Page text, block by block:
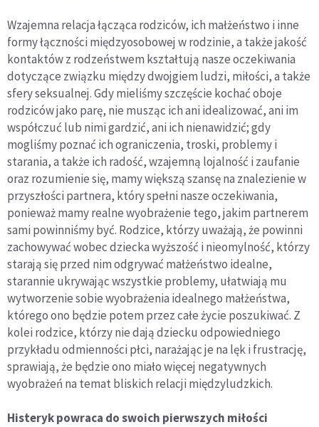
Wzajemna relacja łącząca rodziców, ich małżeństwo i inne
formy łączności międzyosobowej w rodzinie, a także jakość
kontaktów z rodzeństwem kształtują nasze oczekiwania
dotyczące związku między dwojgiem ludzi, miłości, a także
sfery seksualnej. Gdy mieliśmy szczęście kochać oboje
rodziców jako parę, nie musząc ich ani idealizować, ani im
współczuć lub nimi gardzić, ani ich nienawidzić; gdy
mogliśmy poznać ich ograniczenia, troski, problemy i
starania, a także ich radość, wzajemną lojalność i zaufanie
oraz rozumienie się, mamy większą szansę na znalezienie w
przyszłości partnera, który spełni nasze oczekiwania,
ponieważ mamy realne wyobrażenie tego, jakim partnerem
sami powinniśmy być. Rodzice, którzy uważają, że powinni
zachowywać wobec dziecka wyższość i nieomylność, którzy
starają się przed nim odgrywać małżeństwo idealne,
starannie ukrywając wszystkie problemy, ułatwiają mu
wytworzenie sobie wyobrażenia idealnego małżeństwa,
którego ono będzie potem przez całe życie poszukiwać. Z
kolei rodzice, którzy nie dają dziecku odpowiedniego
przykładu odmienności płci, narażając je na lęk i frustrację,
sprawiają, że będzie ono miało więcej negatywnych
wyobrażeń na temat bliskich relacji międzyludzkich.
Histeryk powraca do swoich pierwszych miłości